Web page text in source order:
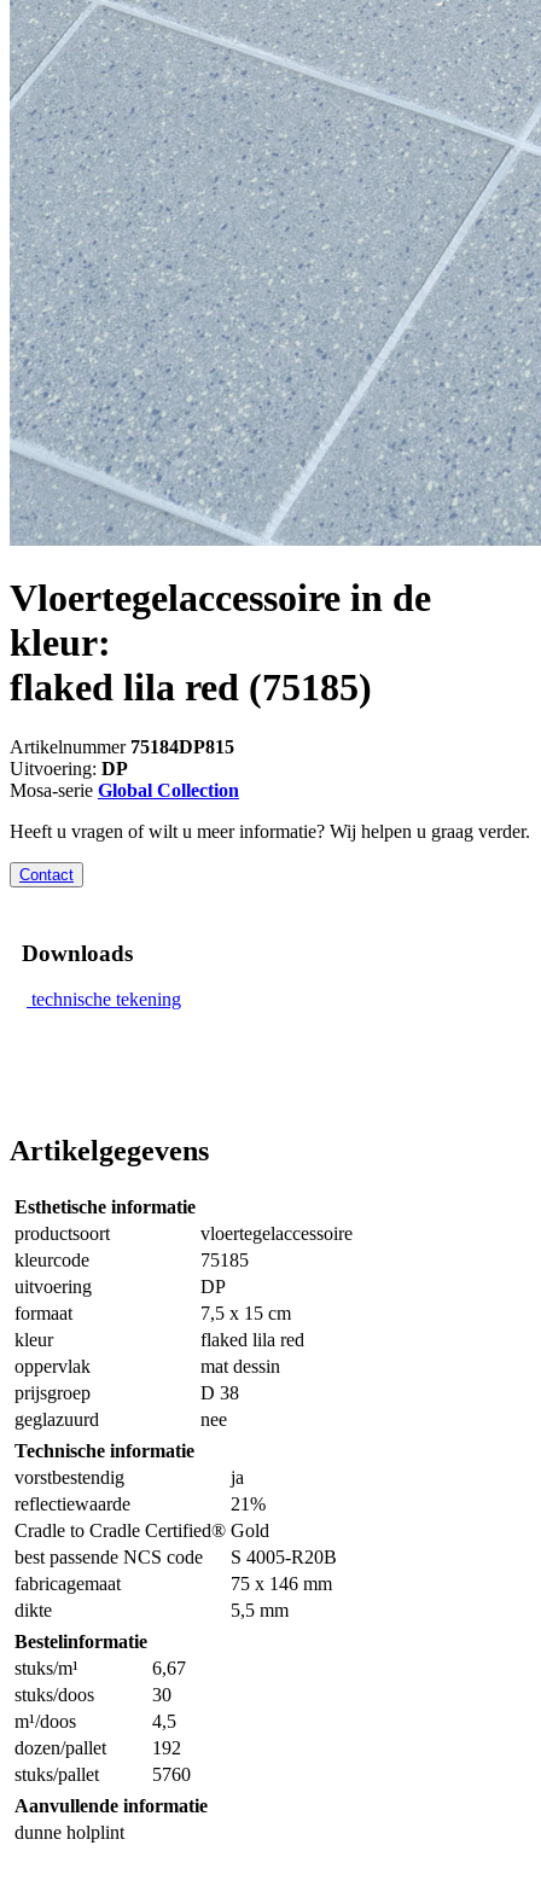
Vloertegelaccessoire in de
kleur:
flaked lila red (75185)
Artikelnummer 75184DP815
Uitvoering: DP
Mosa-serie Global Collection
Heeft u vragen of wilt u meer informatie? Wij helpen u graag verder.
Contact
Downloads
technische tekening
Artikelgegevens
Esthetische informatie
productsoort
vloertegelaccessoire
kleurcode
75185
uitvoering
DP
formaat
7,5 x 15 cm
kleur
flaked lila red
oppervlak
mat dessin
prijsgroep
D 38
geglazuurd
nee
Technische informatie
vorstbestendig
ja
reflectiewaarde
21%
Cradle to Cradle Certified® Gold
best passende NCS code
S 4005-R20B
fabricagemaat
75 x 146 mm
dikte
5,5 mm
Bestelinformatie
stuks/m¹
6,67
stuks/doos
30
m¹/doos
4,5
dozen/pallet
192
stuks/pallet
5760
Aanvullende informatie
dunne holplint